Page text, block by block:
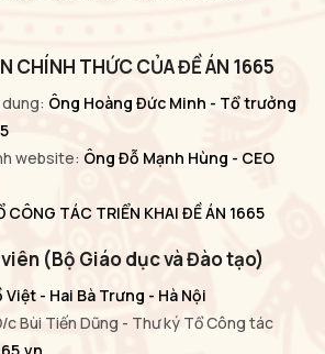
CHÍNH THỨC CỦA ĐỀ ÁN 1665
Ông Hoàng Đức Minh - Tổ trưởng
website: Ông Đỗ Mạnh Hùng - CEO
CÔNG TÁC TRIỂN KHAI ĐỀ ÁN 1665
(Bộ Giáo dục và Đào tạo)
Việt - Hai Bà Trưng - Hà Nội
c Bùi Tiến Dũng - Thư ký Tổ Công tác